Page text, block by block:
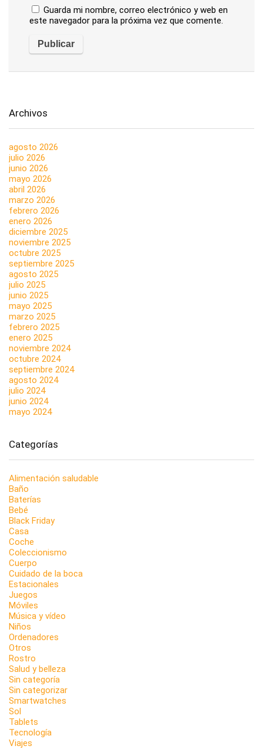
Guarda mi nombre, correo electrónico y web en
este navegador para la próxima vez que comente.
Archivos
agosto 2026
julio 2026
junio 2026
mayo 2026
abril 2026
marzo 2026
febrero 2026
enero 2026
diciembre 2025
noviembre 2025
octubre 2025
septiembre 2025
agosto 2025
julio 2025
junio 2025
mayo 2025
marzo 2025
febrero 2025
enero 2025
noviembre 2024
octubre 2024
septiembre 2024
agosto 2024
julio 2024
junio 2024
mayo 2024
Categorías
Alimentación saludable
Baño
Baterías
Bebé
Black Friday
Casa
Coche
Coleccionismo
Cuerpo
Cuidado de la boca
Estacionales
Juegos
Móviles
Música y vídeo
Niños
Ordenadores
Otros
Rostro
Salud y belleza
Sin categoría
Sin categorizar
Smartwatches
Sol
Tablets
Tecnología
Viajes